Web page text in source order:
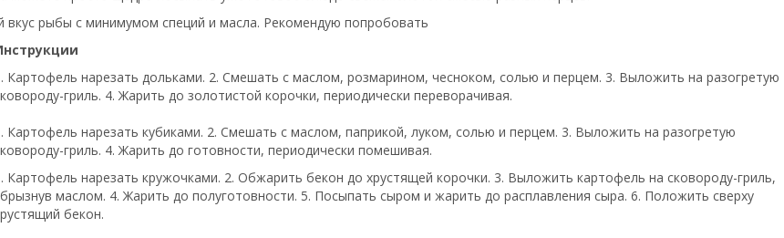
вкус рыбы с минимумом специй и масла. Рекомендую попробовать
Картофель нарезать дольками. 2. Смешать с маслом, розмарином, чесноком, солью и перцем. 3. Выложить на разогретую
гриль. 4. Жарить до золотистой корочки, периодически переворачивая.
Картофель нарезать кубиками. 2. Смешать с маслом, паприкой, луком, солью и перцем. 3. Выложить на разогретую
гриль. 4. Жарить до готовности, периодически помешивая.
Картофель нарезать кружочками. 2. Обжарить бекон до хрустящей корочки. 3. Выложить картофель на сковороду-гриль,
маслом. 4. Жарить до полуготовности. 5. Посыпать сыром и жарить до расплавления сыра. 6. Положить сверху
бекон.